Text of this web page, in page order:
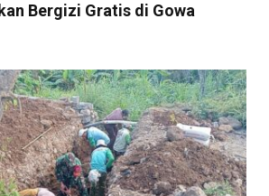
Bergizi Gratis di Gowa